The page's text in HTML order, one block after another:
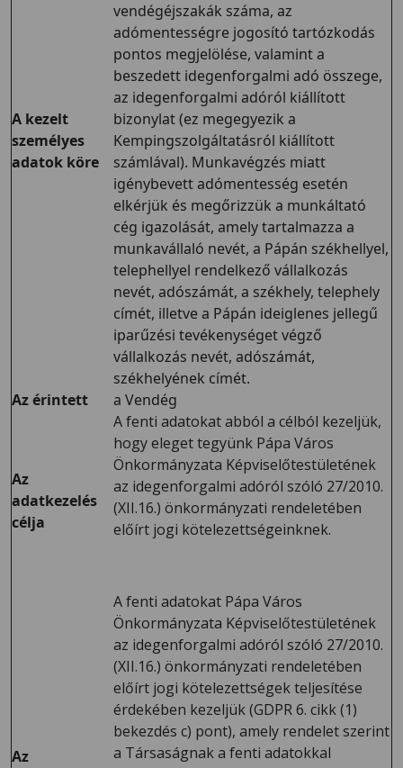
A kezelt
személyes
adatok köre
vendégéjszakák száma, az
adómentességre jogosító tartózkodás
pontos megjelölése, valamint a
beszedett idegenforgalmi adó összege,
az idegenforgalmi adóról kiállított
bizonylat (ez megegyezik a
Kempingszolgáltatásról kiállított
számlával). Munkavégzés miatt
igénybevett adómentesség esetén
elkérjük és megőrizzük a munkáltató
cég igazolását, amely tartalmazza a
munkavállaló nevét, a Pápán székhellyel,
telephellyel rendelkező vállalkozás
nevét, adószámát, a székhely, telephely
címét, illetve a Pápán ideiglenes jellegű
iparűzési tevékenységet végző
vállalkozás nevét, adószámát,
székhelyének címét.
Az érintett
a Vendég
Az
adatkezelés
célja
A fenti adatokat abból a célból kezeljük,
hogy eleget tegyünk Pápa Város
Önkormányzata Képviselőtestületének
az idegenforgalmi adóról szóló 27/2010.
(XII.16.) önkormányzati rendeletében
előírt jogi kötelezettségeinknek.
Az
A fenti adatokat Pápa Város
Önkormányzata Képviselőtestületének
az idegenforgalmi adóról szóló 27/2010.
(XII.16.) önkormányzati rendeletében
előírt jogi kötelezettségek teljesítése
érdekében kezeljük (GDPR 6. cikk (1)
bekezdés c) pont), amely rendelet szerint
a Társaságnak a fenti adatokkal